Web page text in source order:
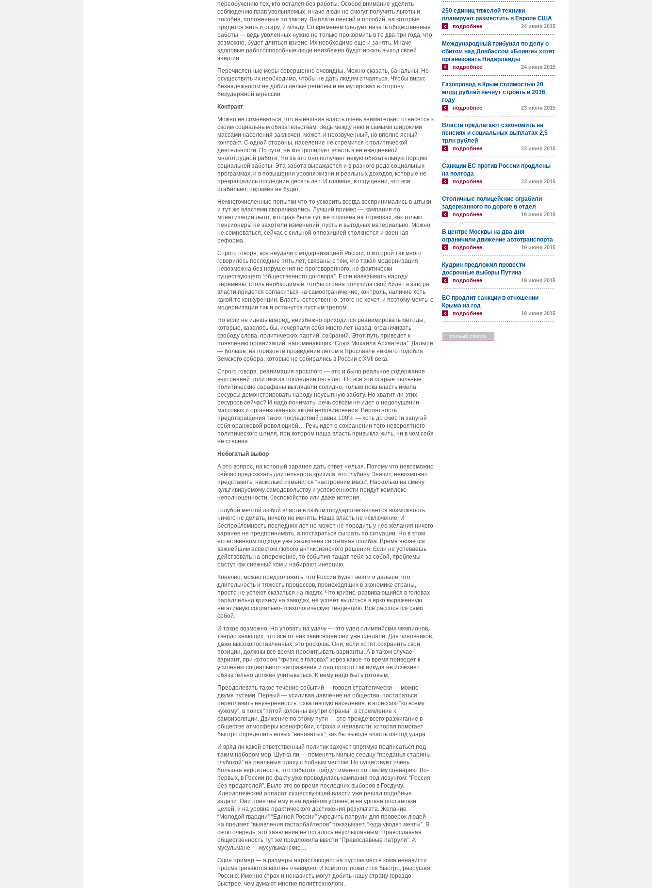
переобучению тех, кто остался без работы. Особое внимание уделить
соблюдению прав увольняемых, иначе люди не смогут получить льготы и
пособия, положенные по закону. Выплате пенсий и пособий, на которые
придется жить и стару, и младу. Со временем следует начать общественные
работы — ведь уволенных нужно не только прокормить в те два-три года, что,
возможно, будет длиться кризис. Их необходимо еще и занять. Иначе
здоровые работоспособные люди неизбежно будут искать выход своей
энергии.
Перечисленные меры совершенно очевидны. Можно сказать, банальны. Но
осуществить их необходимо, чтобы не дать людям отчаяться. Чтобы вирус
безнадежности не добил целые регионы и не мутировал в сторону
безудержной агрессии.
Контракт
Можно не сомневаться, что нынешняя власть очень внимательно отнесется к
своим социальным обязательствам. Ведь между нею и самыми широкими
массами населения заключен, может, и неозвученный, но вполне ясный
контракт. С одной стороны, население не стремится к политической
деятельности. По сути, не контролирует власть в ее ежедневной
многотрудной работе. Но за это оно получает некую обязательную порцию
социальной заботы. Эта забота выражается и в разного рода социальных
программах, и в повышении уровня жизни и реальных доходов, которые не
прекращались последние десять лет. И главное, в ощущении, что все
стабильно, перемен не будет.
Немногочисленные попытки что-то ускорить всегда воспринимались в штыки
и тут же властями сворачивались. Лучший пример — кампания по
монетизации льгот, которая была тут же спущена на тормозах, как только
пенсионеры не захотели изменений, пусть и выгодных материально. Можно
не сомневаться, сейчас с сильной оппозицией столкнется и военная
реформа.
Строго говоря, все неудачи с модернизацией России, о которой так много
говорилось последние пять лет, связаны с тем, что такая модернизация
невозможна без нарушения не проговоренного, но фактически
существующего “общественного договора”. Если навязывать народу
перемены, столь необходимые, чтобы страна получила свой билет в завтра,
власти придется согласиться на самоограничение, контроль, наличие хоть
какой-то конкуренции. Власть, естественно, этого не хочет, и поэтому мечты о
модернизации так и останутся пустым трепом.
Но если не идешь вперед, неизбежно приходится реанимировать методы,
которые, казалось бы, исчерпали себя много лет назад: ограничивать
свободу слова, политических партий, собраний. Этот путь приведет к
появлению организаций, напоминающих “Союз Михаила Архангела”. Дальше
— больше: на горизонте проведение летом в Ярославле некоего подобия
Земского собора, которые не собирались в России с XVII века.
Строго говоря, реанимация прошлого — это и было реальное содержание
внутренней политики за последние пять лет. Но все эти старые пыльные
политические сарафаны выглядели солидно, только пока власть имела
ресурсы демонстрировать народу неусыпную заботу. Но хватит ли этих
ресурсов сейчас? И надо понимать, речь совсем не идет о недопущении
массовых и организованных акций неповиновения. Вероятность
предотвращения таких последствий равна 100% — хоть до смерти запугай
себя оранжевой революцией… Речь идет о сохранении того невероятного
политического штиля, при котором наша власть привыкла жить, ни в чем себя
не стесняя.
Небогатый выбор
А это вопрос, на который заранее дать ответ нельзя. Потому что невозможно
сейчас предсказать длительность кризиса, его глубину. Значит, невозможно
представить, насколько изменится “настроение масс”. Насколько на смену
культивируемому самодовольству и успокоенности придут комплекс
неполноценности, беспокойство или даже истерия.
Голубой мечтой любой власти в любом государстве является возможность
ничего не делать, ничего не менять. Наша власть не исключение. И
беспроблемность последних лет не может не породить у нее желания ничего
заранее не предпринимать, а постараться сыграть по ситуации. Но в этом
естественном подходе уже заключена системная ошибка. Время является
важнейшим аспектом любого антикризисного решения. Если не успеваешь
действовать на опережение, то события тащат тебя за собой, проблемы
растут как снежный ком и набирают инерцию.
Конечно, можно предположить, что России будет везти и дальше; что
длительность и тяжесть процессов, происходящих в экономике страны,
просто не успеют сказаться на людях. Что кризис, развивающийся в головах
параллельно кризису на заводах, не успеет вылиться в ярко выраженную
негативную социально-психологическую тенденцию. Все рассосется само
собой.
И такое возможно. Но уповать на удачу — это удел олимпийских чемпионов,
твердо знающих, что все от них зависящее они уже сделали. Для чиновников,
даже высокопоставленных, это роскошь. Они, если хотят сохранить свои
позиции, должны все время просчитывать варианты. А в таком случае
вариант, при котором “кризис в головах” через какое-то время приведет к
усилению социального напряжения и оно просто так никуда не исчезнет,
обязательно должен учитываться. К нему надо быть готовым.
Преодолевать такое течение событий — говоря стратегически — можно
двумя путями. Первый — усиливая давление на общество, постараться
переплавить неуверенность, охватившую население, в агрессию “ко всему
чужому”, в поиск “пятой колонны внутри страны”, в стремление к
самоизоляции. Движение по этому пути — это прежде всего разжигание в
обществе атмосферы ксенофобии, страха и ненависти, которая помогает
быстро определить новых “виноватых”, как бы выводя власть из-под удара.
И вряд ли какой ответственный политик захочет впрямую подписаться под
таким набором мер. Шутка ли — поменять милые сердцу “преданья старины
глубокой” на реальные плаху с лобным местом. Но существует очень
большая вероятность, что события пойдут именно по такому сценарию. Во-
первых, в России по факту уже проводилась кампания под лозунгом: “Россия
без предателей”. Было это во время последних выборов в Госдуму.
Идеологический аппарат существующей власти уже решал подобные
задачи. Они понятны ему и на идейном уровне, и на уровне постановки
целей, и на уровне практического достижения результата. Желание
“Молодой гвардии” “Единой России” учредить патрули для проверок людей
на предмет “выявления гастарбайтеров” показывает, “куда уводят мечты”. В
свою очередь, это заявление не осталось неуслышанным. Православная
общественность тут же предложила ввести “Православные патрули”. А
мусульмане — мусульманские…
Один пример — а размеры нарастающего на пустом месте кома ненависти
просматриваются вполне очевидно. И ком этот покатится быстро, разрушая
Россию. Именно страх и ненависть могут добить нашу страну гораздо
быстрее, чем думают многие политтехнологи.
250 единиц тяжелой техники
планируют разместить в Европе США
подробнее 24 июня 2015
Международный трибунал по делу о
сбитом над Донбассом «Боинге» хотят
организовать Нидерланды
подробнее 24 июня 2015
Газопровод в Крым стоимостью 20
млрд рублей начнут строить в 2016
году
подробнее 23 июня 2015
Власти предлагают сэкономить на
пенсиях и социальных выплатах 2,5
трлн рублей
подробнее 23 июня 2015
Санкции ЕС против России продлены
на полгода
подробнее 23 июня 2015
Столичные полицейские ограбили
задержанного по дороге в отдел
подробнее 19 июня 2015
В центре Москвы на два дня
ограничили движение автотранспорта
подробнее 19 июня 2015
Кудрин предложил провести
досрочные выборы Путина
подробнее 19 июня 2015
ЕС продлит санкции в отношении
Крыма на год
подробнее 19 июня 2015
полный список